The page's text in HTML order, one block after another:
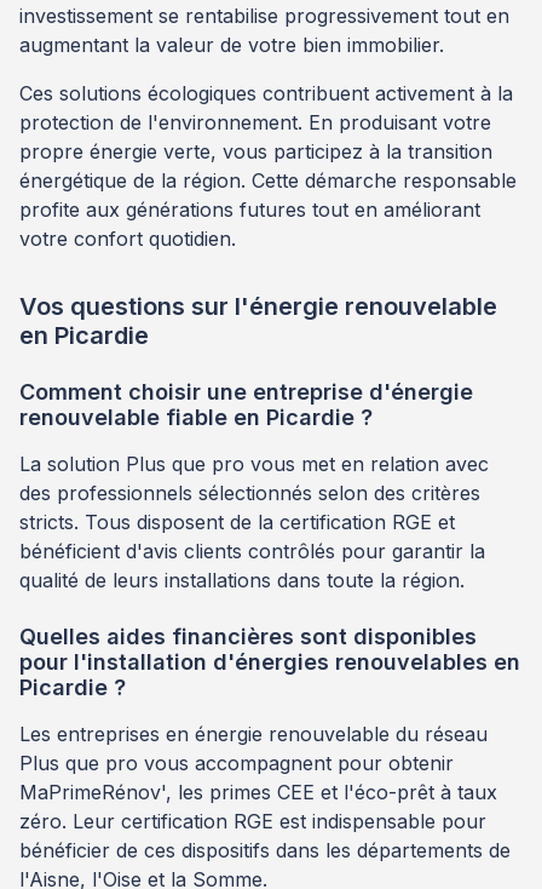
investissement se rentabilise progressivement tout en
augmentant la valeur de votre bien immobilier.
Ces solutions écologiques contribuent activement à la
protection de l'environnement. En produisant votre
propre énergie verte, vous participez à la transition
énergétique de la région. Cette démarche responsable
profite aux générations futures tout en améliorant
votre confort quotidien.
Vos questions sur l'énergie renouvelable
en Picardie
Comment choisir une entreprise d'énergie
renouvelable fiable en Picardie ?
La solution Plus que pro vous met en relation avec
des professionnels sélectionnés selon des critères
stricts. Tous disposent de la certification RGE et
bénéficient d'avis clients contrôlés pour garantir la
qualité de leurs installations dans toute la région.
Quelles aides financières sont disponibles
pour l'installation d'énergies renouvelables en
Picardie ?
Les entreprises en énergie renouvelable du réseau
Plus que pro vous accompagnent pour obtenir
MaPrimeRénov', les primes CEE et l'éco-prêt à taux
zéro. Leur certification RGE est indispensable pour
bénéficier de ces dispositifs dans les départements de
l'Aisne, l'Oise et la Somme.